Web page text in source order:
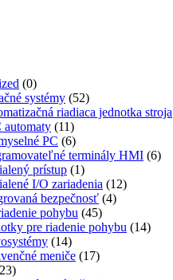
(0)
systémy (52)
riadiaca jednotka stroja
automaty (11)
PC (6)
terminály HMI (6)
prístup (1)
I/O zariadenia (12)
bezpečnosť (4)
pohybu (45)
pre riadenie pohybu (14)
(14)
meniče (17)